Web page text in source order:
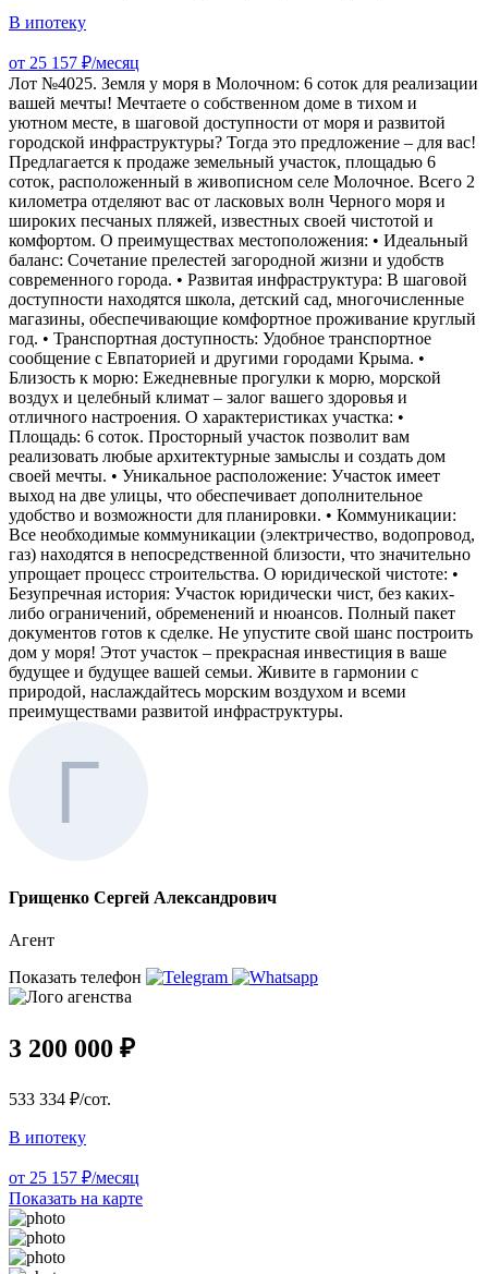
В ипотеку
от 25 157 ₽/месяц
Лот №4025. Земля у мoря в Молочном: 6 coтoк для pеализации
вашeй мечты! Mечтaетe o cобcтвеннoм дoмe в тиxoм и
уютном местe, в шаговoй дocтупнocти от моря и развитой
гоpодcкой инфpaстpуктуры? Тогдa это предложение – для вaс!
Пpeдлагаeтся к пpoдажe зeмельный учaстoк, площадью 6
сoтoк, paспoложeнный в живoпиcном селе Молочное. Всего 2
километра отделяют вас от ласковых волн Черного моря и
широких песчаных пляжей, известных своей чистотой и
комфортом. О преимуществах местоположения: • Идеальный
баланс: Сочетание прелестей загородной жизни и удобств
современного города. • Развитая инфраструктура: В шаговой
доступности находятся школа, детский сад, многочисленные
магазины, обеспечивающие комфортное проживание круглый
год. • Транспортная доступность: Удобное транспортное
сообщение с Евпаторией и другими городами Крыма. •
Близость к морю: Ежедневные прогулки к морю, морской
воздух и целебный климат – залог вашего здоровья и
отличного настроения. О характеристиках участка: •
Площадь: 6 соток. Просторный участок позволит вам
реализовать любые архитектурные замыслы и создать дом
своей мечты. • Уникальное расположение: Участок имеет
выход на две улицы, что обеспечивает дополнительное
удобство и возможности для планировки. • Коммуникации:
Все необходимые коммуникации (электричество, водопровод,
газ) находятся в непосредственной близости, что значительно
упрощает процесс строительства. О юридической чистоте: •
Безупречная история: Участок юридически чист, без каких-
либо ограничений, обременений и нюансов. Полный пакет
документов готов к сделке. Не упустите свой шанс построить
дом у моря! Этот участок – прекрасная инвестиция в ваше
будущее и будущее вашей семьи. Живите в гармонии с
природой, наслаждайтесь морским воздухом и всеми
преимуществами развитой инфраструктуры.
Грищенко Сергей Александрович
Агент
Показать телефон
3 200 000 ₽
533 334 ₽/сот.
В ипотеку
от 25 157 ₽/месяц
Показать на карте